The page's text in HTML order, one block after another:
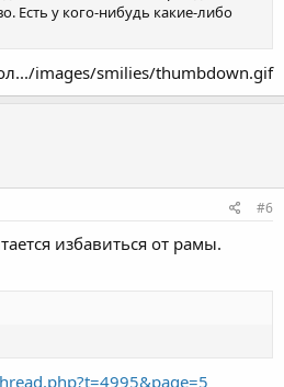
Есть у кого-нибудь какие-либо
images/smilies/thumbdown.gif
#6
избавиться от рамы.